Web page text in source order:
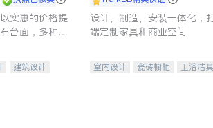
实惠的价格提
台面，多种优
选择。
建筑设计
设计、制造、安装一体化，
端定制家具和商业空间
室内设计 瓷砖橱柜
卫浴洁具